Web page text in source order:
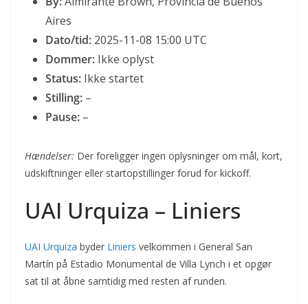
Aires
Dato/tid: 2025-11-08 15:00 UTC
Dommer: Ikke oplyst
Status: Ikke startet
Stilling: –
Pause: –
Hændelser: Der foreligger ingen oplysninger om mål, kort,
udskiftninger eller startopstillinger forud for kickoff.
UAI Urquiza – Liniers
UAI Urquiza byder Liniers velkommen i General San
Martín på Estadio Monumental de Villa Lynch i et opgør
sat til at åbne samtidig med resten af runden.